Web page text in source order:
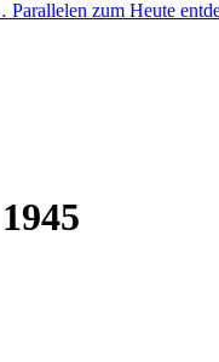
zum Heute